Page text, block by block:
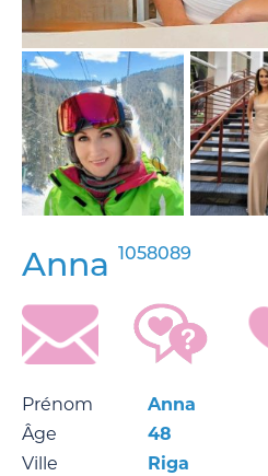
Anna 1058089
Prénom
Anna
Âge
48
Ville
Riga